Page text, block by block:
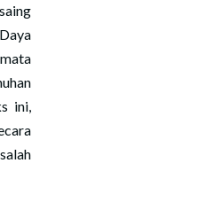
ini,